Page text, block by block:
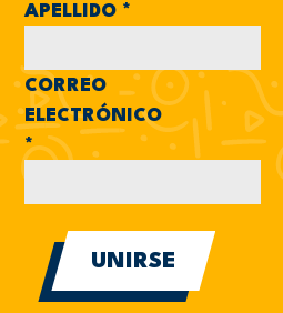
APELLIDO *
CORREO
ELECTRÓNICO
*